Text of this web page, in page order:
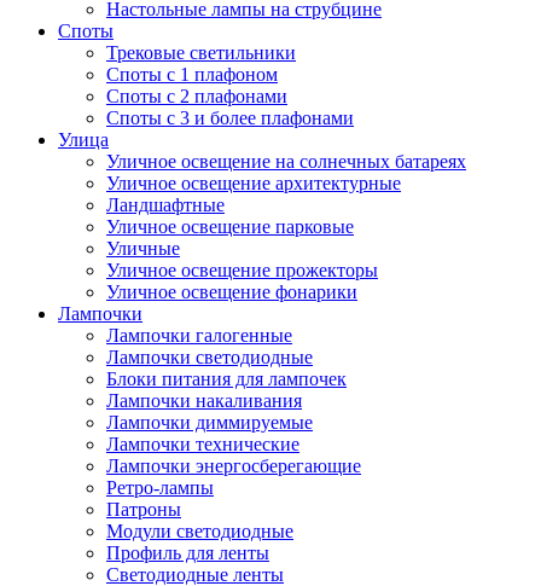
Настольные лампы на струбцине
Споты
Трековые светильники
Споты с 1 плафоном
Споты с 2 плафонами
Споты с 3 и более плафонами
Улица
Уличное освещение на солнечных батареях
Уличное освещение архитектурные
Ландшафтные
Уличное освещение парковые
Уличные
Уличное освещение прожекторы
Уличное освещение фонарики
Лампочки
Лампочки галогенные
Лампочки светодиодные
Блоки питания для лампочек
Лампочки накаливания
Лампочки диммируемые
Лампочки технические
Лампочки энергосберегающие
Ретро-лампы
Патроны
Модули светодиодные
Профиль для ленты
Светодиодные ленты